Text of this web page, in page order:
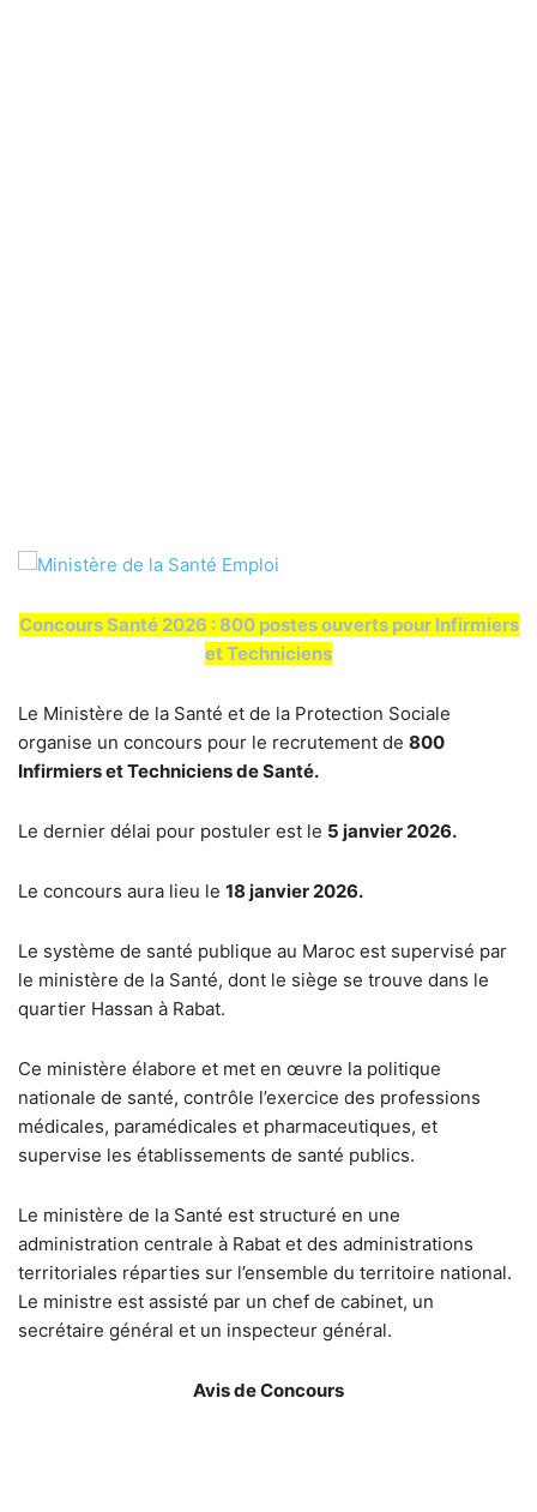
Concours Santé 2026 : 800 postes ouverts pour Infirmiers
et Techniciens
Le Ministère de la Santé et de la Protection Sociale
organise un concours pour le recrutement de 800
Infirmiers et Techniciens de Santé.
Le dernier délai pour postuler est le 5 janvier 2026.
Le concours aura lieu le 18 janvier 2026.
Le système de santé publique au Maroc est supervisé par
le ministère de la Santé, dont le siège se trouve dans le
quartier Hassan à Rabat.
Ce ministère élabore et met en œuvre la politique
nationale de santé, contrôle l’exercice des professions
médicales, paramédicales et pharmaceutiques, et
supervise les établissements de santé publics.
Le ministère de la Santé est structuré en une
administration centrale à Rabat et des administrations
territoriales réparties sur l’ensemble du territoire national.
Le ministre est assisté par un chef de cabinet, un
secrétaire général et un inspecteur général.
Avis de Concours